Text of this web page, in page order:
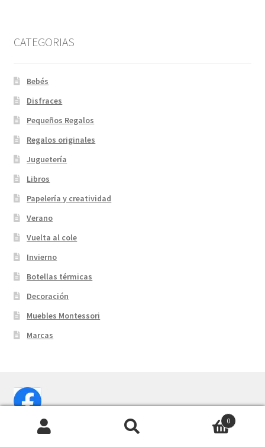
CATEGORIAS
Bebés
Disfraces
Pequeños Regalos
Regalos originales
Juguetería
Libros
Papelería y creatividad
Verano
Vuelta al cole
Invierno
Botellas térmicas
Decoración
Muebles Montessori
Marcas
0